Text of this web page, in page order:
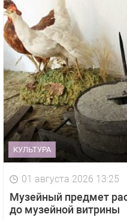
КУЛЬТУРА
01 августа 2026 13:25
Музейный предмет
до музейной витрины